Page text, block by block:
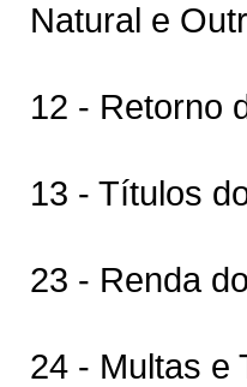
Natural e
12 - Retorno
13 - Títulos
23 - Renda
24 - Multas e